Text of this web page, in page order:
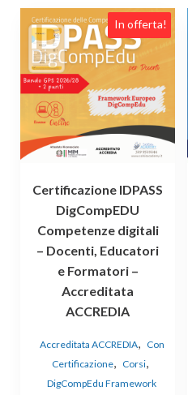
In offerta!
Certificazione IDPASS
DigCompEDU
Competenze digitali
– Docenti, Educatori
e Formatori –
Accreditata
ACCREDIA
Accreditata ACCREDIA, Con
Certificazione, Corsi,
DigCompEdu Framework